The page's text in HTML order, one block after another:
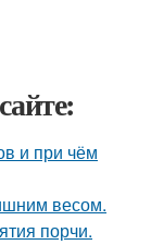
и при чём
весом.
порчи.